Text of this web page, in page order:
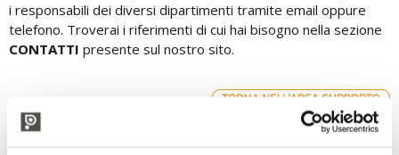
i responsabili dei diversi dipartimenti tramite email oppure
telefono. Troverai i riferimenti di cui hai bisogno nella sezione
CONTATTI presente sul nostro sito.